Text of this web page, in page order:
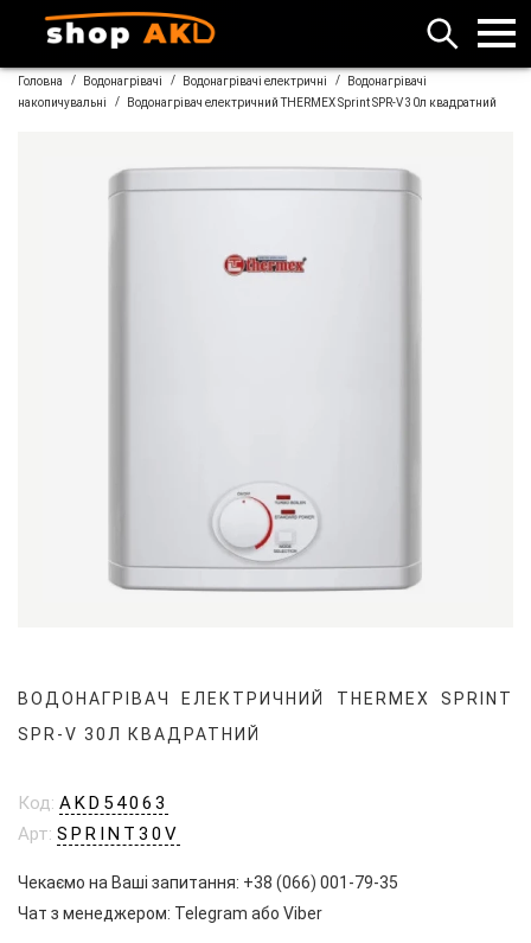
Головна / Водонагрівачі / Водонагрівачі електричні /
Водонагрівачі
накопичувальні
/ Водонагрівач електричний THERMEX Sprint SPR-V 30л квадратний
ВОДОНАГРІВАЧ ЕЛЕКТРИЧНИЙ THERMEX SPRINT
SPR-V 30Л КВАДРАТНИЙ
Код: AKD54063
Арт: SPRINT30V
Чекаємо на Ваші запитання: +38 (066) 001-79-35
Чат з менеджером: Telegram або Viber